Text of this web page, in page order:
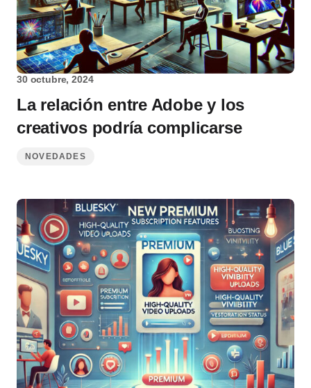
30 octubre, 2024
La relación entre Adobe y los
creativos podría complicarse
NOVEDADES